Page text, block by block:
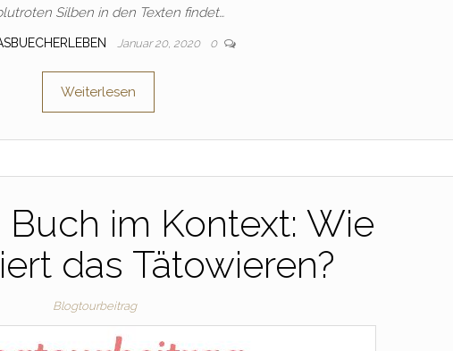
Silben in den Texten findet…
Januar 20, 2020 0
Weiterlesen
im Kontext: Wie
das Tätowieren?
Blogtourbeitrag